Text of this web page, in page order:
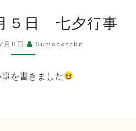
祉
和
8
年
7
月
５日 七夕行事
月8日 Sumototcbn
を書きました